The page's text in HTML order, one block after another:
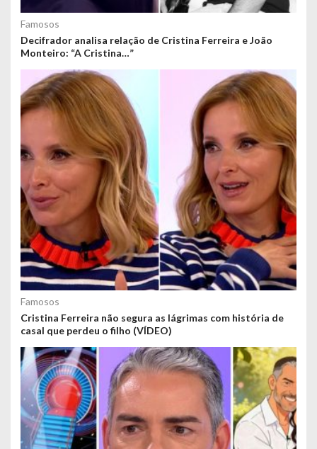
Famosos
Decifrador analisa relação de Cristina Ferreira e João
Monteiro: “A Cristina…”
Famosos
Cristina Ferreira não segura as lágrimas com história de
casal que perdeu o filho (VÍDEO)